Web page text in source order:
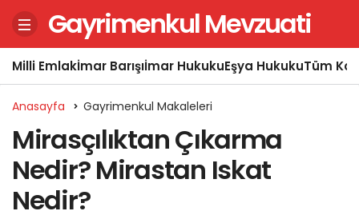
Gayrimenkul Mevzuati
Milli Emlakİmar Barışıİmar HukukuEşya HukukuTüm
Anasayfa Gayrimenkul Makaleleri
Mirasçılıktan Çıkarma
Nedir? Mirastan Iskat
Nedir?